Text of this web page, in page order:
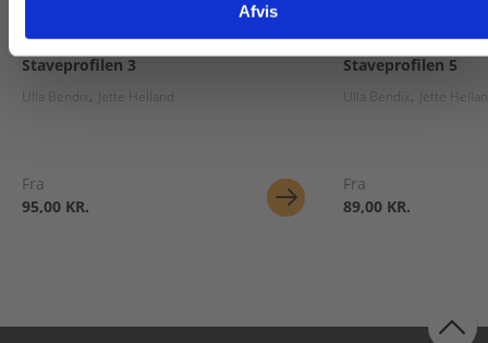
Afvis
Staveprofilen 3
Ulla Bendix Jette Helland
Fra
95,00 KR.
Staveprofilen 5
Ulla Bendix Jette
Fra
89,00 KR.